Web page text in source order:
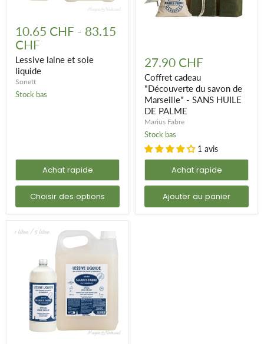
laine
et
soie
liquide
10.65 CHF - 83.15
CHF
Lessive laine et soie
liquide
Sonett
Stock bas
Achat rapide
Choisir des options
cadeau
"Découverte
du
savon
de
Marseille"
SANS
HUILE
DE
PALME
27.90 CHF
Coffret cadeau
"Découverte du savon de
Marseille" - SANS HUILE
DE PALME
Marius Fabre
Stock bas
1 avis
Achat rapide
Ajouter au panier